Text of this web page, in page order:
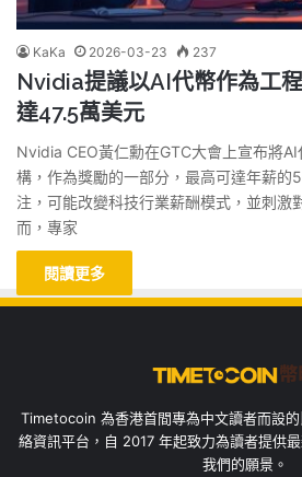
KaKa 2026-03-23 237
Nvidia提議以AI代幣作為工
達47.5萬美元
Nvidia CEO黃仁勳在GTC大會上宣布將
構，作為獎勵的一部分，最高可達年薪的
注，可能改變科技行業薪酬模式，並刺激
而，專家
閱讀更多
Timetocoin 為香港首間專為中文讀者而設
絡資訊平台，自 2017 年起致力為讀者提供
我們的願景。